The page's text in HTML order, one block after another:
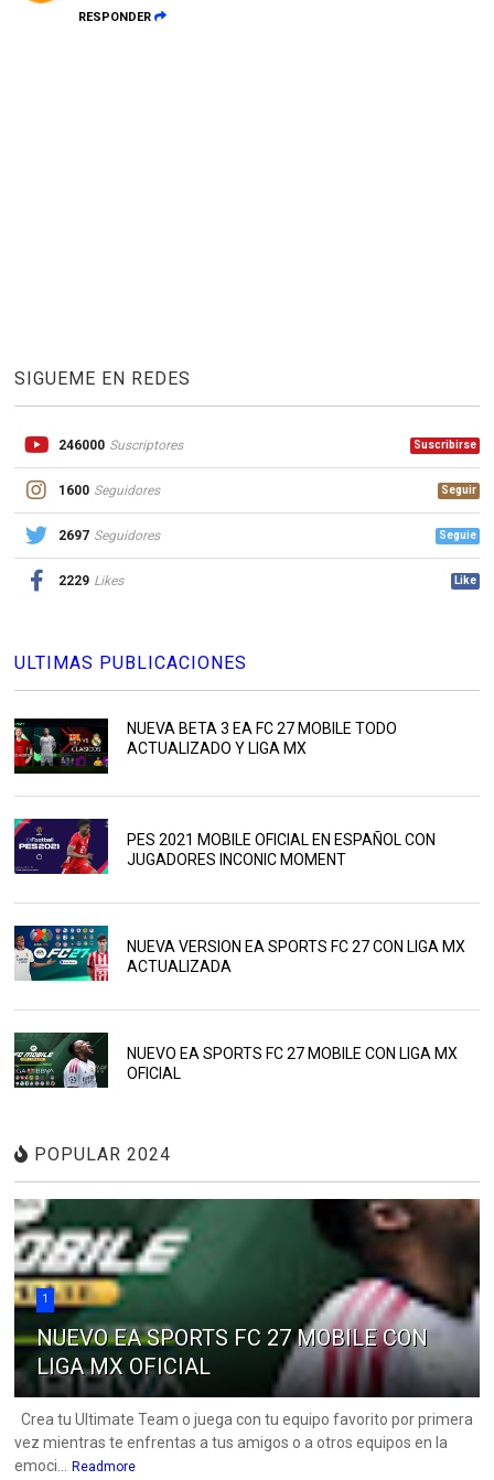
RESPONDER
SIGUEME EN REDES
246000 Suscriptores Suscribirse
1600 Seguidores Seguir
2697 Seguidores Seguie
2229 Likes Like
ULTIMAS PUBLICACIONES
NUEVA BETA 3 EA FC 27 MOBILE TODO
ACTUALIZADO Y LIGA MX
PES 2021 MOBILE OFICIAL EN ESPAÑOL CON
JUGADORES INCONIC MOMENT
NUEVA VERSION EA SPORTS FC 27 CON LIGA MX
ACTUALIZADA
NUEVO EA SPORTS FC 27 MOBILE CON LIGA MX
OFICIAL
POPULAR 2024
1
NUEVO EA SPORTS FC 27 MOBILE CON
LIGA MX OFICIAL
Crea tu Ultimate Team o juega con tu equipo favorito por primera
vez mientras te enfrentas a tus amigos o a otros equipos en la
emoci... Readmore